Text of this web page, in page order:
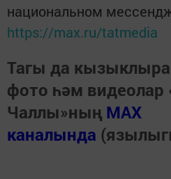
национальном
https://max.ru/tatmedia
Тагы да
фото һәм видеолар
Чаллы»ның MAX
каналында